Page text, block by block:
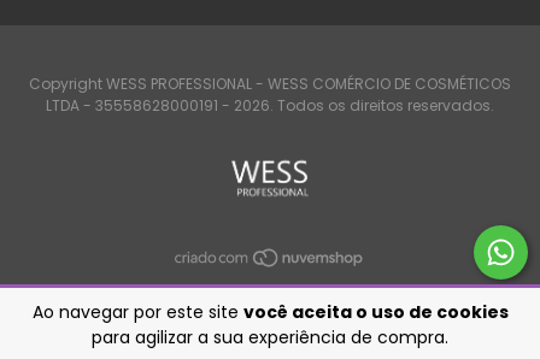
Ao navegar por este site você aceita o uso de cookies
para agilizar a sua experiência de compra.
Copyright WESS PROFESSIONAL - WESS COMÉRCIO DE COSMÉTICOS
LTDA - 35558628000191 - 2026. Todos os direitos reservados.